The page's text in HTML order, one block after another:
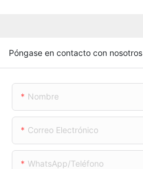
Póngase en contacto con nosotros
Nombre
Correo Electrónico
WhatsApp/teléfono